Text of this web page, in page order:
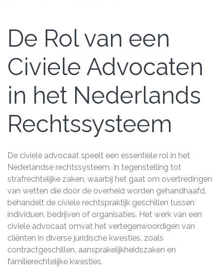
De Rol van een
Civiele Advocaten
in het Nederlands
Rechtssysteem
De civiele advocaat speelt een essentiële rol in het
Nederlandse rechtssysteem. In tegenstelling tot
strafrechtelijke zaken, waarbij het gaat om overtredingen
van wetten die door de overheid worden gehandhaafd,
behandelt de civiele rechtspraktijk geschillen tussen
individuen, bedrijven of organisaties. Het werk van een
civiele advocaat omvat het vertegenwoordigen van
cliënten in diverse juridische kwesties, zoals
contractgeschillen, aansprakelijkheidszaken en
familierechtelijke kwesties.